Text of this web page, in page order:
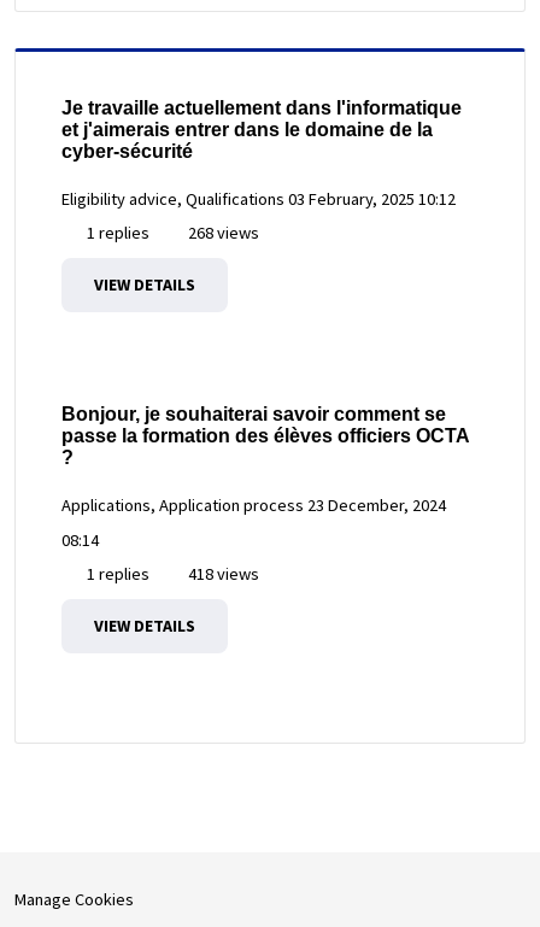
Je travaille actuellement dans l'informatique
et j'aimerais entrer dans le domaine de la
cyber-sécurité
Eligibility advice, Qualifications 03 February, 2025 10:12
1 replies
268 views
VIEW DETAILS
Bonjour, je souhaiterai savoir comment se
passe la formation des élèves officiers OCTA
?
Applications, Application process 23 December, 2024
08:14
1 replies
418 views
VIEW DETAILS
Manage Cookies